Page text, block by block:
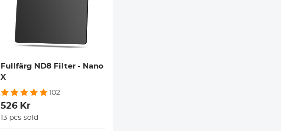
Fullfärg ND8 Filter - Nano
X
102
526 Kr
13 pcs sold